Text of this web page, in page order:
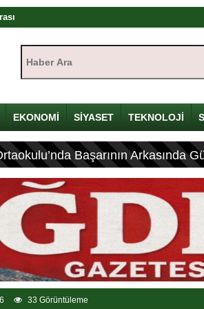
Iğdır’da başlıyor
Mirası
4 Yaralı
EKONOMİ SİYASET TEKNOLOJİ
Başarının
33 Görüntüleme